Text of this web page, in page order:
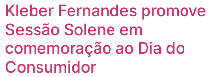
Kleber Fernandes promove
Sessão Solene em
comemoração ao Dia do
Consumidor